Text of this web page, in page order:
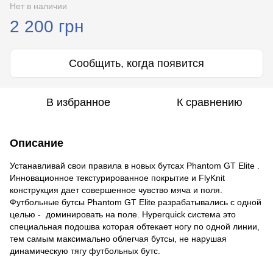
Нет в наличии
2 200 грн
Сообщить, когда появится
В избранное К сравнению
Описание
Устанавливай свои правила в новых бутсах Phantom GT Elite .
Инновационное текстурированное покрытие и FlyKnit
конструкция дает совершенное чувство мяча и поля.
Футбольные бутсы Phantom GT Elite разрабатывались с одной
целью - доминировать на поле. Hyperquick система это
специальная подошва которая обтекает ногу по одной линии,
тем самым максимально облегчая бутсы, не нарушая
динамическую тягу футбольных бутс.